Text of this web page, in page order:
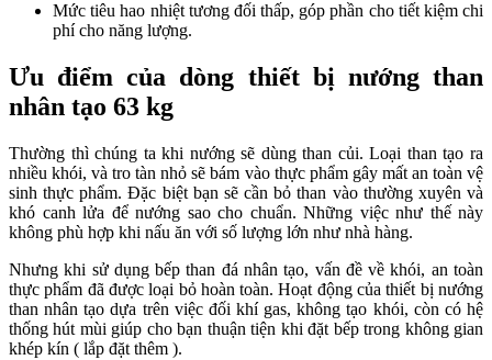
Mức tiêu hao nhiệt tương đối thấp, góp phần cho tiết kiệm chi
phí cho năng lượng.
Ưu điểm của dòng thiết bị nướng than
nhân tạo 63 kg
Thường thì chúng ta khi nướng sẽ dùng than củi. Loại than tạo ra
nhiều khói, và tro tàn nhỏ sẽ bám vào thực phẩm gây mất an toàn vệ
sinh thực phẩm. Đặc biệt bạn sẽ cần bỏ than vào thường xuyên và
khó canh lửa để nướng sao cho chuẩn. Những việc như thế này
không phù hợp khi nấu ăn với số lượng lớn như nhà hàng.
Nhưng khi sử dụng bếp than đá nhân tạo, vấn đề về khói, an toàn
thực phẩm đã được loại bỏ hoàn toàn. Hoạt động của thiết bị nướng
than nhân tạo dựa trên việc đối khí gas, không tạo khói, còn có hệ
thống hút mùi giúp cho bạn thuận tiện khi đặt bếp trong không gian
khép kín ( lắp đặt thêm ).